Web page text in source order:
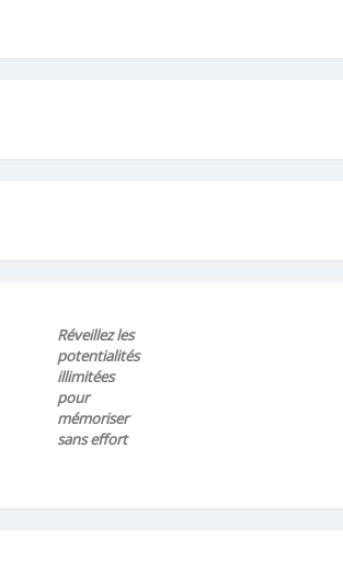
Réveillez les
potentialités
illimitées
pour
mémoriser
sans effort